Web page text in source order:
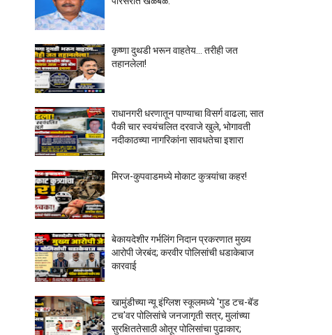
कृष्णा दुथडी भरून वाहतेय... तरीही जत
तहानलेला!
राधानगरी धरणातून पाण्याचा विसर्ग वाढला; सात
पैकी चार स्वयंचलित दरवाजे खुले, भोगावती
नदीकाठच्या नागरिकांना सावधतेचा इशारा
मिरज-कुपवाडमध्ये मोकाट कुत्र्यांचा कहर!
बेकायदेशीर गर्भलिंग निदान प्रकरणात मुख्य
आरोपी जेरबंद; करवीर पोलिसांची धडाकेबाज
कारवाई
खामुंडीच्या न्यू इंग्लिश स्कूलमध्ये 'गुड टच-बॅड
टच'वर पोलिसांचे जनजागृती सत्र, मुलांच्या
सुरक्षिततेसाठी ओतूर पोलिसांचा पुढाकार;